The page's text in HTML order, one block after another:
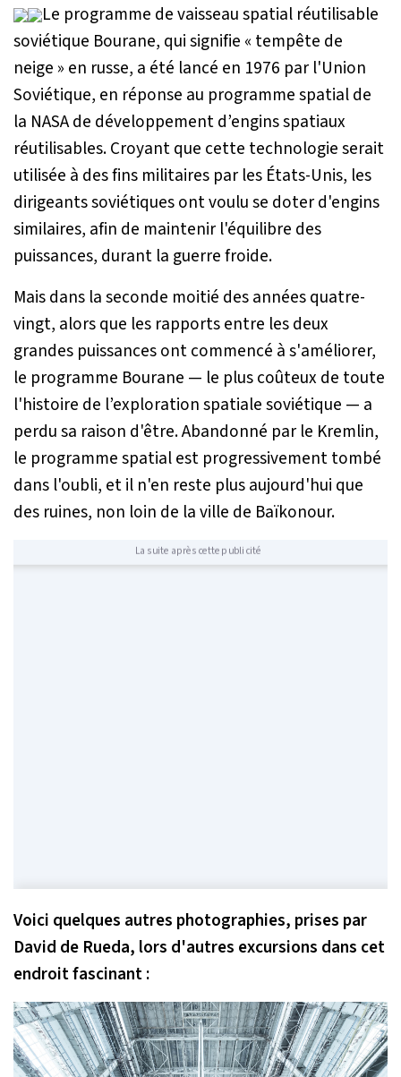
Le programme de vaisseau spatial réutilisable
soviétique Bourane, qui signifie « tempête de
neige » en russe, a été lancé en 1976 par l'Union
Soviétique, en réponse au programme spatial de
la NASA de développement d’engins spatiaux
réutilisables. Croyant que cette technologie serait
utilisée à des fins militaires par les États-Unis, les
dirigeants soviétiques ont voulu se doter d'engins
similaires, afin de maintenir l'équilibre des
puissances, durant la guerre froide.
Mais dans la seconde moitié des années quatre-
vingt, alors que les rapports entre les deux
grandes puissances ont commencé à s'améliorer,
le programme Bourane — le plus coûteux de toute
l'histoire de l’exploration spatiale soviétique — a
perdu sa raison d'être. Abandonné par le Kremlin,
le programme spatial est progressivement tombé
dans l'oubli, et il n'en reste plus aujourd'hui que
des ruines, non loin de la ville de Baïkonour.
La suite après cette publicité
Voici quelques autres photographies, prises par
David de Rueda, lors d'autres excursions dans cet
endroit fascinant :